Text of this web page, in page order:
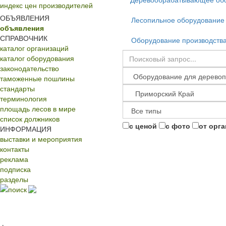
индекс цен производителей
ОБЪЯВЛЕНИЯ
объявления
СПРАВОЧНИК
каталог организаций
каталог оборудования
законодательство
таможенные пошлины
стандарты
терминология
площадь лесов в мире
список должников
ИНФОРМАЦИЯ
выставки и мероприятия
контакты
реклама
подписка
разделы
поиск
Лесопильное оборудование
Оборудование
с ценой с фото от